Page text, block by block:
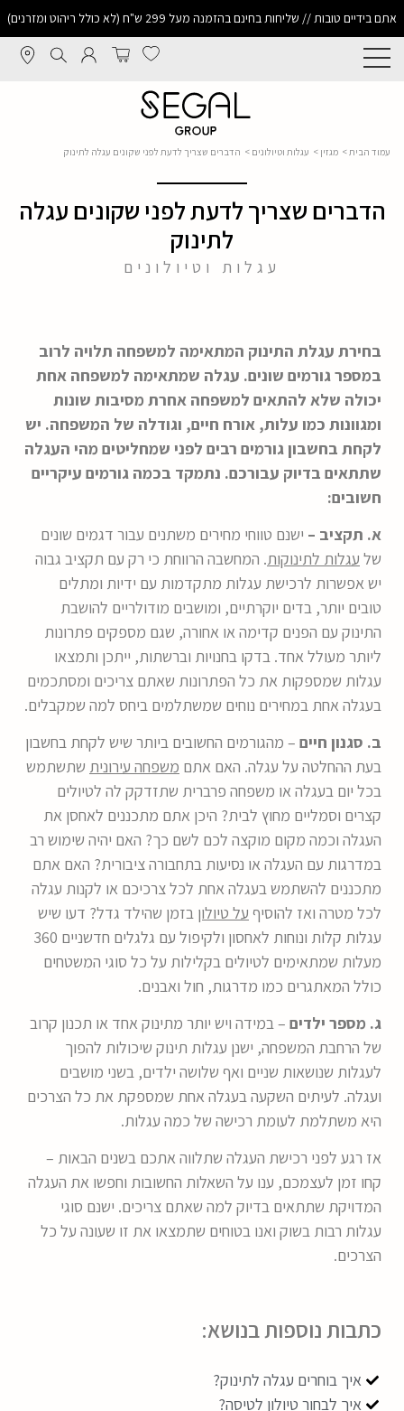
אתם בידיים טובות // שליחות בחינם בהזמנה מעל 299 ש"ח (לא כולל ריהוט ומזרנים)
עמוד הבית> מגזין > עגלות וטיולונים > הדברים שצריך לדעת לפני שקונים עגלה לתינוק
הדברים שצריך לדעת לפני שקונים עגלה
לתינוק
עגלות וטיולונים
בחירת עגלת התינוק המתאימה למשפחה תלויה לרוב
במספר גורמים שונים. עגלה שמתאימה למשפחה אחת
יכולה שלא להתאים למשפחה אחרת מסיבות שונות
ומגוונות כמו עלות, אורח חיים, וגודלה של המשפחה. יש
לקחת בחשבון גורמים רבים לפני שמחליטים מהי העגלה
שתתאים בדיוק עבורכם. נתמקד בכמה גורמים עיקריים
חשובים:
א. תקציב – ישנם טווחי מחירים משתנים עבור דגמים שונים
של עגלות לתינוקות. המחשבה הרווחת כי רק עם תקציב גבוה
יש אפשרות לרכישת עגלות מתקדמות עם ידיות ומתלים
טובים יותר, בדים יוקרתיים, ומושבים מודולריים להושבת
התינוק עם הפנים קדימה או אחורה, שגם מספקים פתרונות
ליותר מעולל אחד. בדקו בחנויות וברשתות, ייתכן ותמצאו
עגלות שמספקות את כל הפתרונות שאתם צריכים ומסתכמים
בעגלה אחת במחירים נוחים שמשתלמים ביחס למה שמקבלים.
ב. סגנון חיים – מהגורמים החשובים ביותר שיש לקחת בחשבון
בעת ​​ההחלטה על עגלה. האם אתם משפחה עירונית שתשתמש
בכל יום בעגלה או משפחה פרברית שתזדקק לה לטיולים
קצרים וסמליים מחוץ לבית? היכן אתם מתכננים לאחסן את
העגלה וכמה מקום מוקצה לכם לשם כך? האם יהיה שימוש רב
במדרגות עם העגלה או נסיעות בתחבורה ציבורית? האם אתם
מתכננים להשתמש בעגלה אחת לכל צרכיכם או לקנות עגלה
לכל מטרה ואז להוסיף על טיולון בזמן שהילד גדל? דעו שיש
עגלות קלות ונוחות לאחסון ולקיפול עם גלגלים חדשניים 360
מעלות שמתאימים לטיולים בקלילות על כל סוגי המשטחים
כולל המאתגרים כמו מדרגות, חול ואבנים.
ג. מספר ילדים – במידה ויש יותר מתינוק אחד או תכנון קרוב
של הרחבת המשפחה, ישנן עגלות תינוק שיכולות להפוך
לעגלות שנושאות שניים ואף שלושה ילדים, בשני מושבים
ועגלה. לעיתים השקעה בעגלה אחת שמספקת את כל הצרכים
היא משתלמת לעומת רכישה של כמה עגלות.
אז רגע לפני רכישת העגלה שתלווה אתכם בשנים הבאות –
קחו זמן לעצמכם, ענו על השאלות החשובות וחפשו את העגלה
המדויקת שתתאים בדיוק למה שאתם צריכים. ישנם סוגי
עגלות רבות בשוק ואנו בטוחים שתמצאו את זו שעונה על כל
הצרכים.
כתבות נוספות בנושא:
איך בוחרים עגלה לתינוק?
איך לבחור טיולון לטיסה?